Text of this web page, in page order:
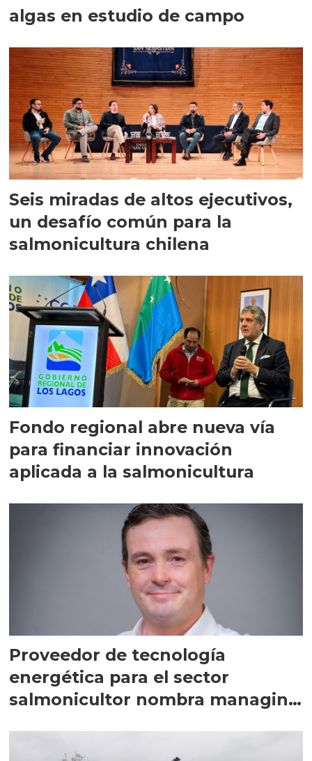
algas en estudio de campo
Seis miradas de altos ejecutivos,
un desafío común para la
salmonicultura chilena
Fondo regional abre nueva vía
para financiar innovación
aplicada a la salmonicultura
Proveedor de tecnología
energética para el sector
salmonicultor nombra managing